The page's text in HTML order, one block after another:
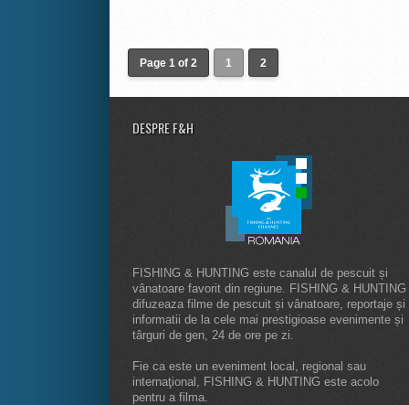
Page 1 of 2 1 2
DESPRE F&H
FISHING & HUNTING este canalul de pescuit și
vânatoare favorit din regiune. FISHING & HUNTING
difuzeaza filme de pescuit și vânatoare, reportaje și
informatii de la cele mai prestigioase evenimente și
târguri de gen, 24 de ore pe zi.
Fie ca este un eveniment local, regional sau
internaţional, FISHING & HUNTING este acolo
pentru a filma.